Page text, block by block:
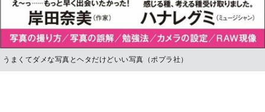
うまくてダメな写真とヘタだけどいい写真（ポプラ社）